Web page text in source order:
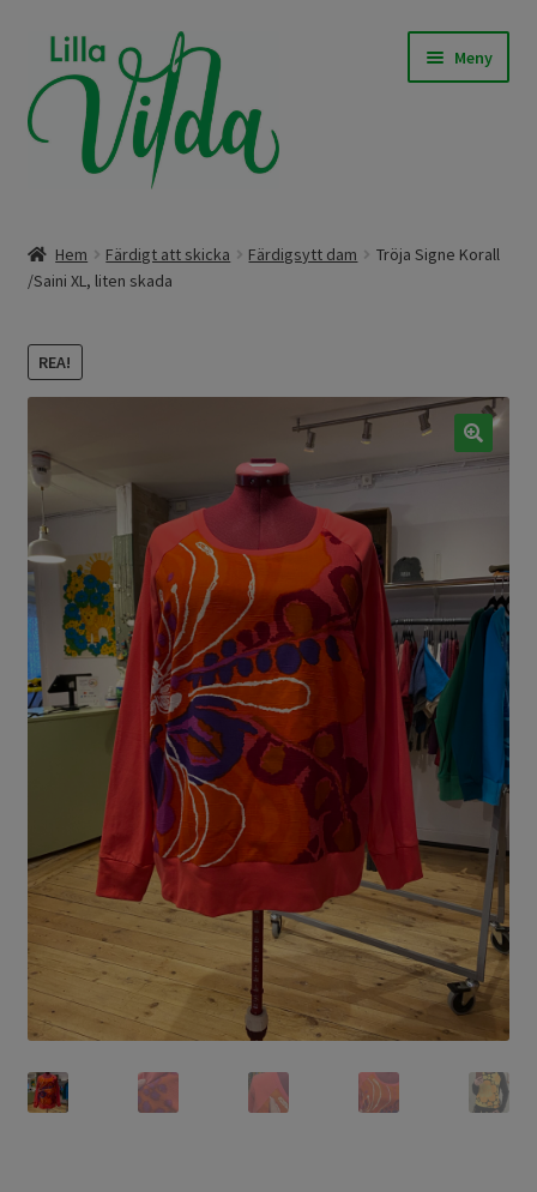
Hoppa
navigering
Hoppa
innehåll
Meny
Beställningssömnad
Färdigt att skicka
Övrigt / Info
Hem Färdigt att skicka Färdigsytt dam
Tröja Signe Korall
/Saini XL, liten skada
REA!
🔍